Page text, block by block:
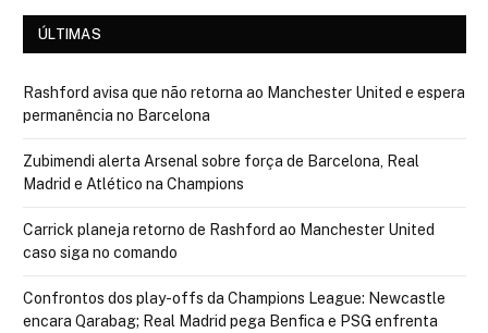
ÚLTIMAS
Rashford avisa que não retorna ao Manchester United e espera
permanência no Barcelona
Zubimendi alerta Arsenal sobre força de Barcelona, Real
Madrid e Atlético na Champions
Carrick planeja retorno de Rashford ao Manchester United
caso siga no comando
Confrontos dos play-offs da Champions League: Newcastle
encara Qarabag; Real Madrid pega Benfica e PSG enfrenta